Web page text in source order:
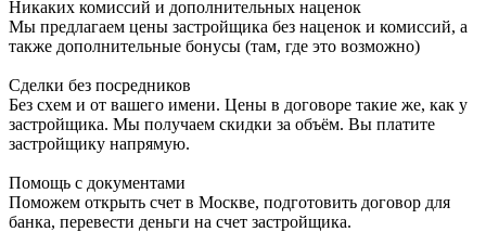
Никаких комиссий и дополнительных наценок
Мы предлагаем цены застройщика без наценок и комиссий, а
также дополнительные бонусы (там, где это возможно)
Сделки без посредников
Без схем и от вашего имени. Цены в договоре такие же, как у
застройщика. Мы получаем скидки за объём. Вы платите
застройщику напрямую.
Помощь с документами
Поможем открыть счет в Москве, подготовить договор для
банка, перевести деньги на счет застройщика.